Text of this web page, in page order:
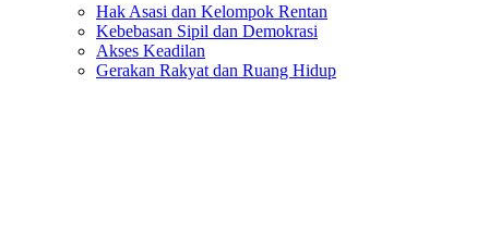
Hak Asasi dan Kelompok Rentan
Kebebasan Sipil dan Demokrasi
Akses Keadilan
Gerakan Rakyat dan Ruang Hidup